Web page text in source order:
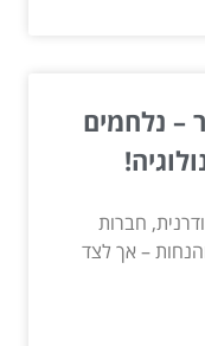
– נלחמים
חברות
– אך לצד